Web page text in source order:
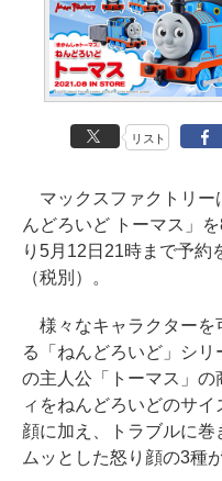
リスト
マックスファクトリー
んどろいど トーマス」
り5月12日21時まで予約
（税別）。
様々なキャラクターを
る「ねんどろいど」シリ
の主人公「トーマス」
ィをねんどろいどのサ
顔に加え、トラブルに
ムッとした怒り顔の3種